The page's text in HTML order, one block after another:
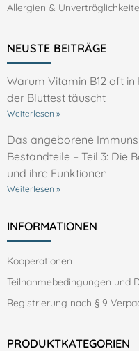
Allergien &
NEUSTE BEITRÄGE
Warum Vitamin B12 oft
der Bluttest täuscht
Weiterlesen »
Das angeborene
Bestandteile – Teil 3: Die
und ihre Funktionen
Weiterlesen »
INFORMATIONEN
Kooperationen
Teilnahmebedingungen und
Registrierung nach § 9
PRODUKTKATEGORIEN